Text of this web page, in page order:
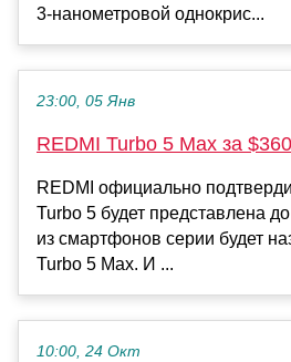
3-нанометровой однокрис...
23:00, 05 Янв
REDMI Turbo 5 Max за
REDMI официально
Turbo 5 будет представлена
из смартфонов серии будет
Turbo 5 Max. И ...
10:00, 24 Окт